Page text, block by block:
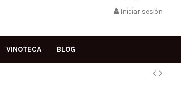
Iniciar sesión
VINOTECA BLOG